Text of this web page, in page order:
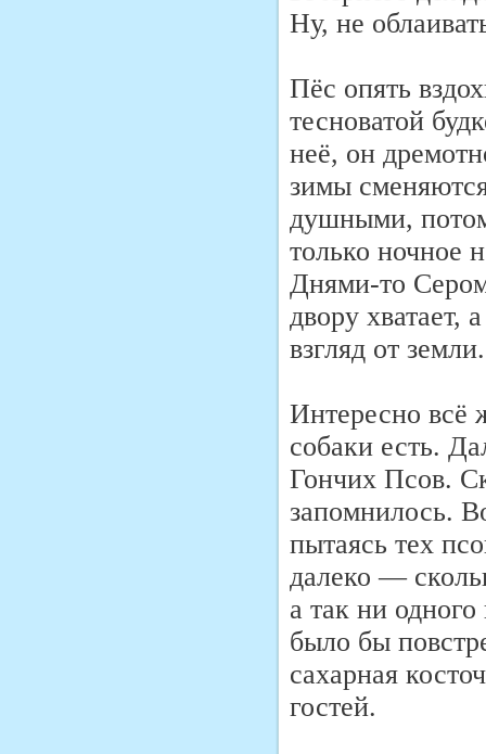
Ну, не
Пёс опять
тесноватой
неё, он
зимы
душными,
только ночное
Днями-то
двору
взгляд от земли.
Интересно всё
собаки есть.
Гончих Псов.
запомнилось.
пытаясь тех
далеко —
а так ни
было бы
сахарная
гостей.